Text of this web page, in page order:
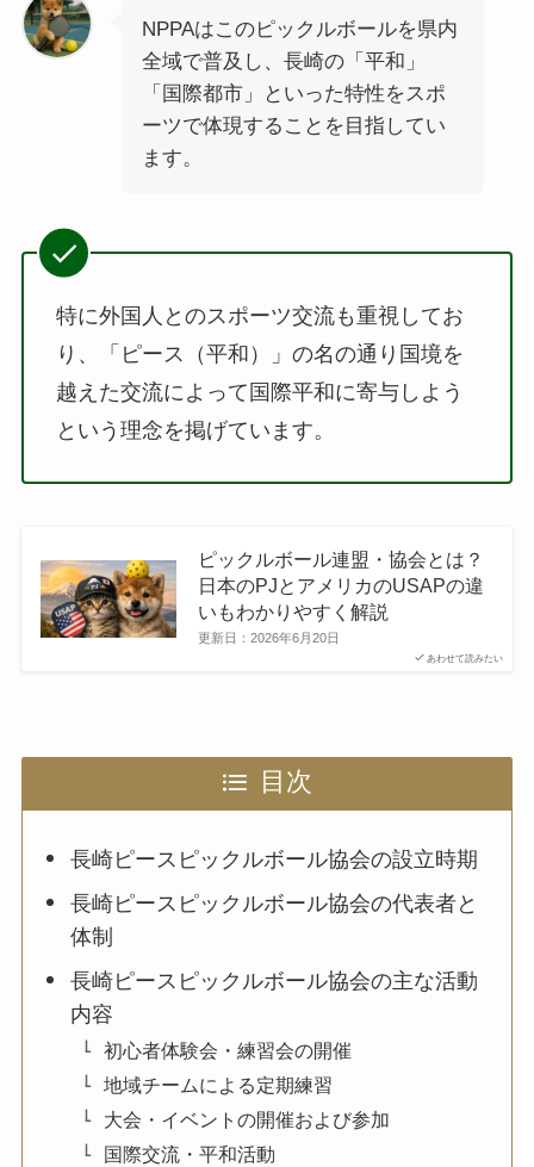
NPPAはこのピックルボールを県内
全域で普及し、長崎の「平和」
「国際都市」といった特性をスポ
ーツで体現することを目指してい
ます。
特に外国人とのスポーツ交流も重視してお
り、「ピース（平和）」の名の通り国境を
越えた交流によって国際平和に寄与しよう
という理念を掲げています。
あわせて読みたい
ピックルボール連盟・協会とは？
日本のPJとアメリカのUSAPの違
いもわかりやすく解説
更新日： 2026年6月20日
目次
長崎ピースピックルボール協会の設立時期
長崎ピースピックルボール協会の代表者と
体制
長崎ピースピックルボール協会の主な活動
内容
初心者体験会・練習会の開催
地域チームによる定期練習
大会・イベントの開催および参加
国際交流・平和活動